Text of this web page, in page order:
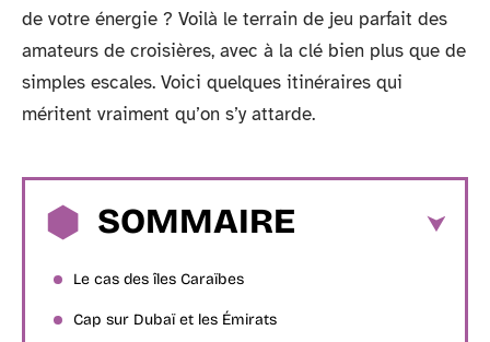
de votre énergie ? Voilà le terrain de jeu parfait des
amateurs de croisières, avec à la clé bien plus que de
simples escales. Voici quelques itinéraires qui
méritent vraiment qu’on s’y attarde.
SOMMAIRE
Le cas des îles Caraïbes
Cap sur Dubaï et les Émirats